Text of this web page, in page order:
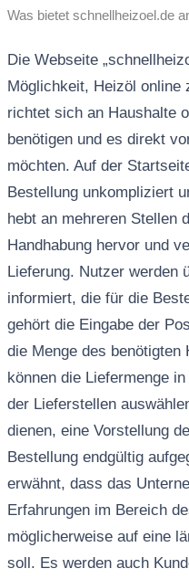
Was bietet schnellheizoel.de
Die Webseite
Möglichkeit, Heizöl online
richtet sich an Haushalte
benötigen und es direkt
möchten. Auf der
Bestellung unkompliziert
hebt an mehreren Stellen
Handhabung hervor und
Lieferung. Nutzer werden
informiert, die für die
gehört die Eingabe der
die Menge des benötigten
können die Liefermenge
der Lieferstellen
dienen, eine Vorstellung
Bestellung endgültig
erwähnt, dass das
Erfahrungen im Bereich
möglicherweise auf eine
soll. Es werden auch